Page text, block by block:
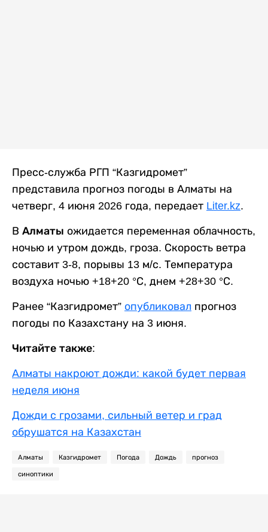
Пресс-служба РГП “Казгидромет”
представила прогноз погоды в Алматы на
четверг, 4 июня 2026 года, передает Liter.kz.
В Алматы ожидается переменная облачность,
ночью и утром дождь, гроза. Скорость ветра
составит 3-8, порывы 13 м/с. Температура
воздуха ночью +18+20 °С, днем +28+30 °С.
Ранее “Казгидромет” опубликовал прогноз
погоды по Казахстану на 3 июня.
Читайте также:
Алматы накроют дожди: какой будет первая
неделя июня
Дожди с грозами, сильный ветер и град
обрушатся на Казахстан
Алматы Казгидромет Погода Дождь прогноз
синоптики